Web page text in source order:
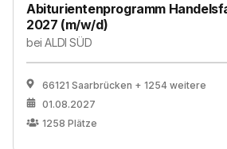
Abiturientenprogramm
2027 (m/w/d)
beiALDI SÜD
66121 Saarbrücken + 1254 weitere
01.08.2027
1258 Plätze